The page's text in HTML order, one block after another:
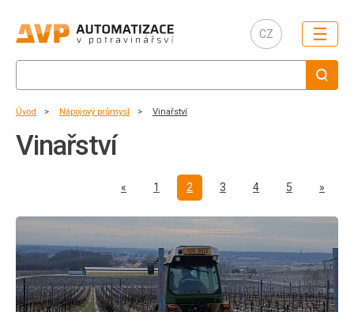
CZ ☰
Úvod Nápojový průmysl Vinařství
Vinařství
« Předchozí
1 2 3 4 5 »